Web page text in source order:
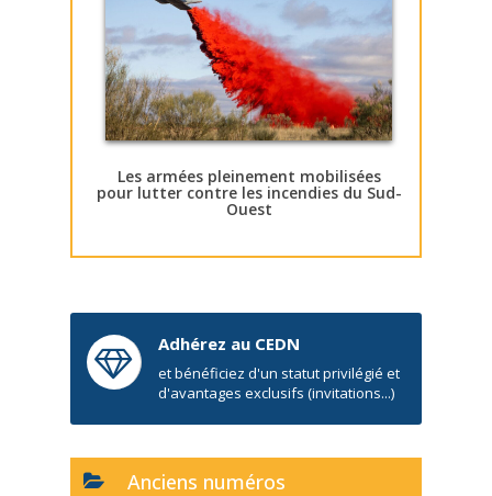
Les armées pleinement mobilisées
pour lutter contre les incendies du Sud-
Ouest
Adhérez au CEDN
et bénéficiez d'un statut privilégié et
d'avantages exclusifs (invitations...)
Anciens numéros